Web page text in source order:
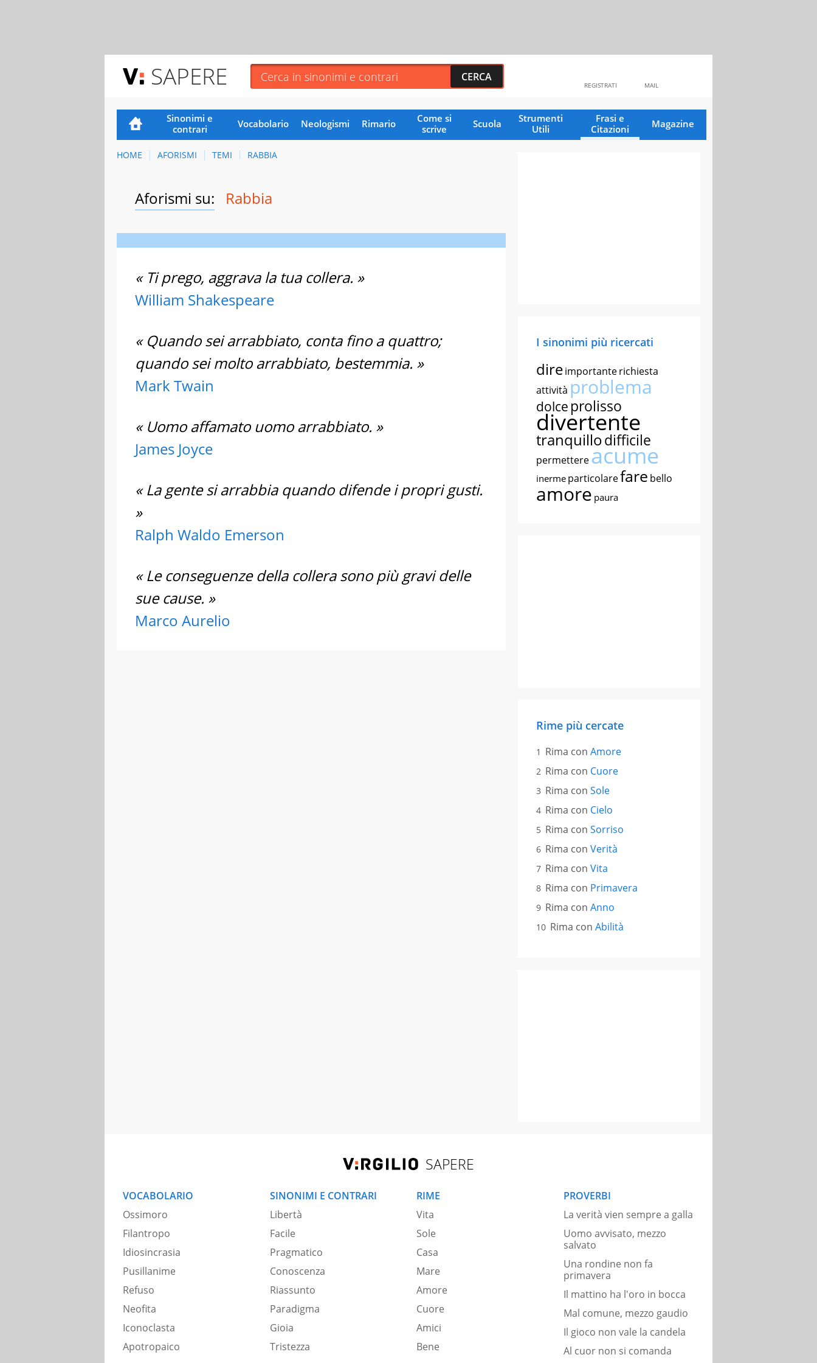
SAPERE MAIL
REGISTRATI
Sinonimi e
contrari
Vocabolario Neologismi Rimario
Come si
scrive
Scuola
Strumenti
Utili
Frasi e
Citazioni
Magazine
HOME AFORISMI TEMI RABBIA
Aforismi su: Rabbia
« Ti prego, aggrava la tua collera. »
William Shakespeare
« Quando sei arrabbiato, conta fino a quattro;
quando sei molto arrabbiato, bestemmia. »
Mark Twain
« Uomo affamato uomo arrabbiato. »
James Joyce
« La gente si arrabbia quando difende i propri gusti.
»
Ralph Waldo Emerson
« Le conseguenze della collera sono più gravi delle
sue cause. »
Marco Aurelio
I sinonimi più ricercati
direimportanterichiesta
attività problema
dolce prolisso
divertente
tranquillodifficile
permettereacume
inerme particolarefare bello
amore paura
Rime più cercate
Rima con Amore
Rima con Cuore
Rima con Sole
Rima con Cielo
Rima con Sorriso
Rima con Verità
Rima con Vita
Rima con Primavera
Rima con Anno
Rima con Abilità
SAPERE
VOCABOLARIO
Ossimoro
Filantropo
Idiosincrasia
Pusillanime
Refuso
Neofita
Iconoclasta
Apotropaico
SINONIMI E CONTRARI
Libertà
Facile
Pragmatico
Conoscenza
Riassunto
Paradigma
Gioia
Tristezza
RIME
Vita
Sole
Casa
Mare
Amore
Cuore
Amici
Bene
PROVERBI
La verità vien sempre a galla
Uomo avvisato, mezzo
salvato
Una rondine non fa
primavera
Il mattino ha l'oro in bocca
Mal comune, mezzo gaudio
Il gioco non vale la candela
Al cuor non si comanda